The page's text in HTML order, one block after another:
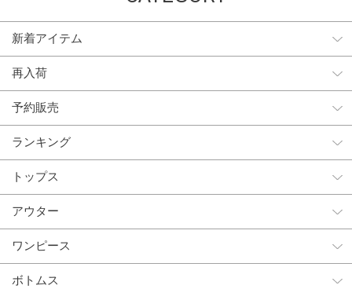
新着アイテム
再入荷
予約販売
ランキング
トップス
アウター
ワンピース
ボトムス